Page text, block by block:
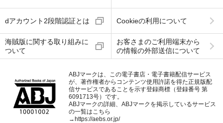
dアカウント2段階認証とは Cookieの利用について
海賊版に関する取り組みに
ついて
お客さまのご利用端末から
の情報の外部送信について
ABJマークは、この電子書店・電子書籍配信サービス
が、著作権者からコンテンツ使用許諾を得た正規版配
信サービスであることを示す登録商標（登録番号 第
6091713号）です。
ABJマークの詳細、ABJマークを掲示しているサービス
の一覧はこちら
→https://aebs.or.jp/